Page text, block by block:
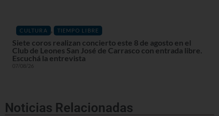
CULTURA , TIEMPO LIBRE
Siete coros realizan concierto este 8 de agosto en el
Club de Leones San José de Carrasco con entrada libre.
Escuchá la entrevista
07/08/26
Noticias Relacionadas